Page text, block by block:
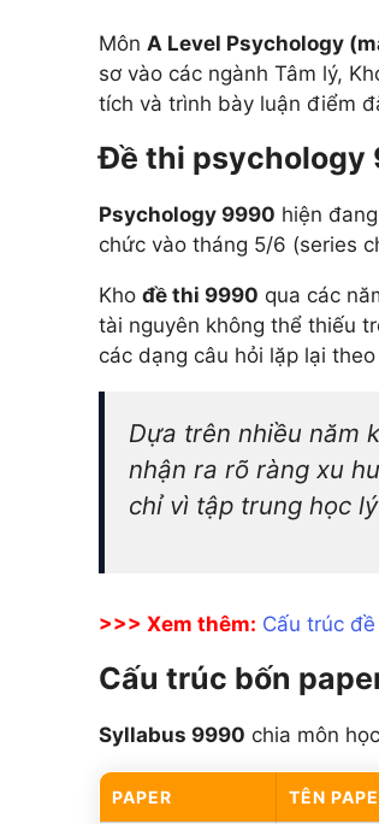
+7 môn khác
Xem tất cả 15
Môn A Level Psychology
sơ vào các ngành Tâm lý,
tích và trình bày luận điểm
Đề thi psychology
Psychology 9990 hiện
chức vào tháng 5/6 (series
Kho đề thi 9990 qua các
tài nguyên không thể thiếu
các dạng câu hỏi lặp lại theo
Dựa trên nhiều năm
nhận ra rõ ràng xu
chỉ vì tập trung học
>>> Xem thêm: Cấu trúc
Cấu trúc bốn
Syllabus 9990 chia môn
PAPER TÊN